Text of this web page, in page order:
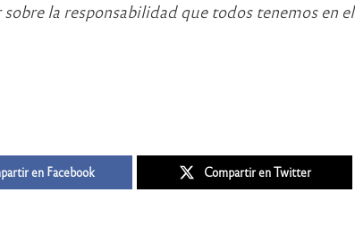
la responsabilidad que todos tenemos en el
en Facebook Compartir en Twitter